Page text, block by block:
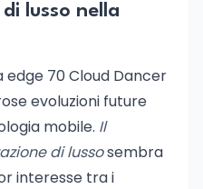
lusso nella
70 Cloud Dancer
evoluzioni future
mobile. Il
di lussosembra
interesse tra i